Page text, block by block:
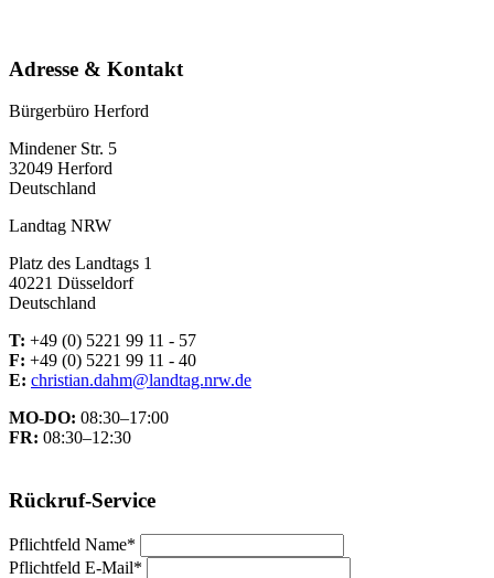
Adresse & Kontakt
Bürgerbüro Herford
Mindener Str. 5
32049 Herford
Deutschland
Landtag NRW
Platz des Landtags 1
40221 Düsseldorf
Deutschland
T: +49 (0) 5221 99 11 - 57
F: +49 (0) 5221 99 11 - 40
E: christian.dahm@landtag.nrw.de
MO-DO: 08:30–17:00
FR: 08:30–12:30
Rückruf-Service
Pflichtfeld Name*
Pflichtfeld E-Mail*